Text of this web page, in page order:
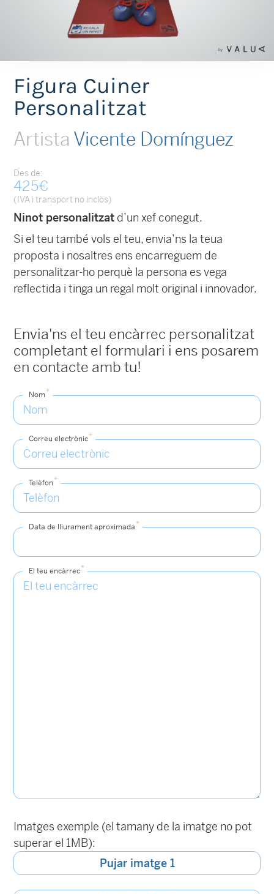
Figura Cuiner
Personalitzat
Artista Vicente Domínguez
Des de:
425€
(IVA i transport no inclòs)
Ninot personalitzat d’un xef conegut.
Si el teu també vols el teu, envia’ns la teua
proposta i nosaltres ens encarreguem de
personalitzar-ho perquè la persona es vega
reflectida i tinga un regal molt original i innovador.
Envia'ns el teu encàrrec personalitzat
completant el formulari i ens posarem
en contacte amb tu!
Nom*
Correu electrònic*
Telèfon*
Data de lliurament aproximada*
El teu encàrrec*
Imatges exemple (el tamany de la imatge no pot
superar el 1MB):
Pujar imatge 1